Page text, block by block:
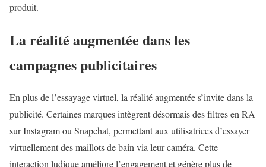
produit.
La réalité augmentée dans les
campagnes publicitaires
En plus de l’essayage virtuel, la réalité augmentée s’invite dans la
publicité. Certaines marques intègrent désormais des filtres en RA
sur Instagram ou Snapchat, permettant aux utilisatrices d’essayer
virtuellement des maillots de bain via leur caméra. Cette
interaction ludique améliore l’engagement et génère plus de